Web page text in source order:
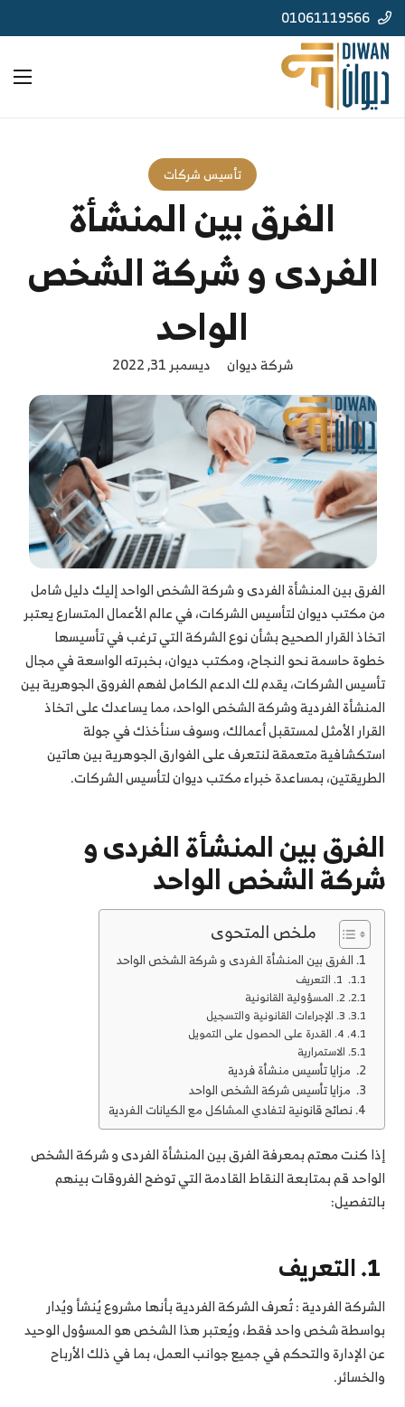
01061119566
تأسيس شركات
الفرق بين المنشأة
الفردى و شركة الشخص
الواحد
شركة ديوان ديسمبر 31, 2022
الفرق بين المنشأة الفردى و شركة الشخص الواحد إليك دليل شامل
من مكتب ديوان لتأسيس الشركات، في عالم الأعمال المتسارع يعتبر
اتخاذ القرار الصحيح بشأن نوع الشركة التي ترغب في تأسيسها
خطوة حاسمة نحو النجاح، ومكتب ديوان، بخبرته الواسعة في مجال
تأسيس الشركات، يقدم لك الدعم الكامل لفهم الفروق الجوهرية بين
المنشأة الفردية وشركة الشخص الواحد، مما يساعدك على اتخاذ
القرار الأمثل لمستقبل أعمالك، وسوف سنأخذك في جولة
استكشافية متعمقة لنتعرف على الفوارق الجوهرية بين هاتين
الطريقتين، بمساعدة خبراء مكتب ديوان لتأسيس الشركات.
الفرق بين المنشأة الفردى و
شركة الشخص الواحد
ملخص المتحوى
الفرق بين المنشأة الفردى و شركة الشخص الواحد
2. المسؤولية القانونية
3. الإجراءات القانونية والتسجيل
4. القدرة على الحصول على التمويل
الاستمرارية
مزايا تأسيس منشأة فردية
مزايا تأسيس شركة الشخص الواحد
نصائح قانونية لتفادي المشاكل مع الكيانات الفردية
إذا كنت مهتم بمعرفة الفرق بين المنشأة الفردى و شركة الشخص
الواحد قم بمتابعة النقاط القادمة التي توضح الفروقات بينهم
بالتفصيل:
الشركة الفردية : تُعرف الشركة الفردية بأنها مشروع يُنشأ ويُدار
بواسطة شخص واحد فقط، ويُعتبر هذا الشخص هو المسؤول الوحيد
عن الإدارة والتحكم في جميع جوانب العمل، بما في ذلك الأرباح
والخسائر.